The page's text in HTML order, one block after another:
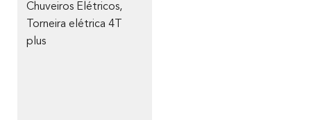
Chuveiros Elétricos,
Torneira elétrica 4T
plus